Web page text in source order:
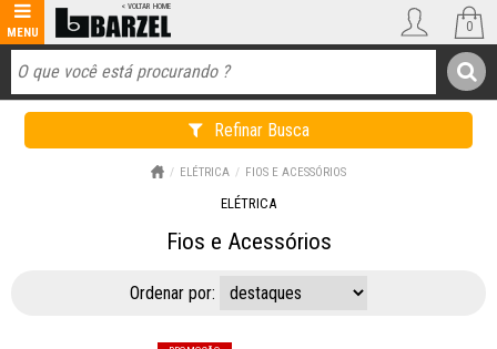
Refinar Busca
0
ELÉTRICA FIOS E ACESSÓRIOS
ELÉTRICA
Fios e Acessórios
Ordenar por: